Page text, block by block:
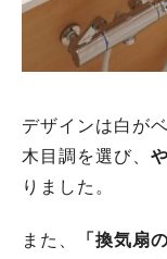
デザインは白が
木目調を選び、
りました。
また、 「換気扇